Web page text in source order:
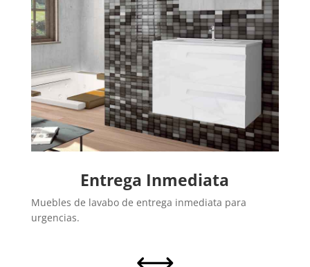
Entrega Inmediata
Muebles de lavabo de entrega inmediata para
urgencias.